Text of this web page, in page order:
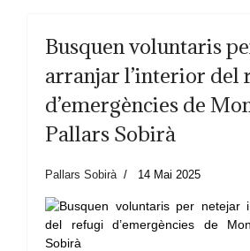
Busquen voluntaris
arranjar l’interior del
d’emergències de
Pallars Sobirà
Pallars Sobirà 14 Mai 2025